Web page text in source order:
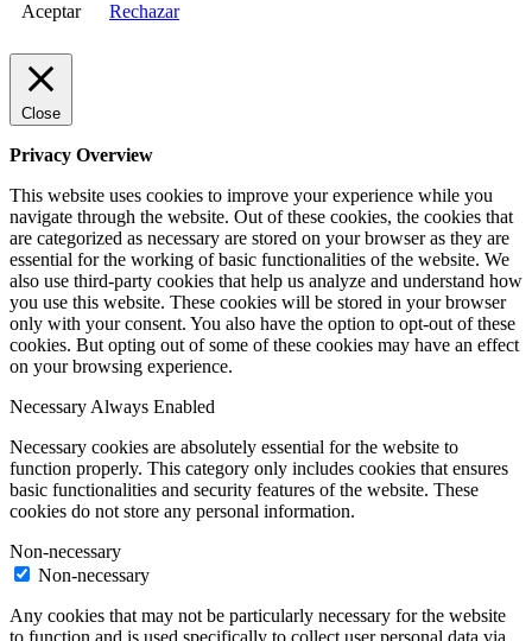
Aceptar Rechazar
Close
Privacy Overview
This website uses cookies to improve your experience while you
navigate through the website. Out of these cookies, the cookies that
are categorized as necessary are stored on your browser as they are
essential for the working of basic functionalities of the website. We
also use third-party cookies that help us analyze and understand how
you use this website. These cookies will be stored in your browser
only with your consent. You also have the option to opt-out of these
cookies. But opting out of some of these cookies may have an effect
on your browsing experience.
NecessaryAlways Enabled
Necessary cookies are absolutely essential for the website to
function properly. This category only includes cookies that ensures
basic functionalities and security features of the website. These
cookies do not store any personal information.
Non-necessary
Non-necessary
Any cookies that may not be particularly necessary for the website